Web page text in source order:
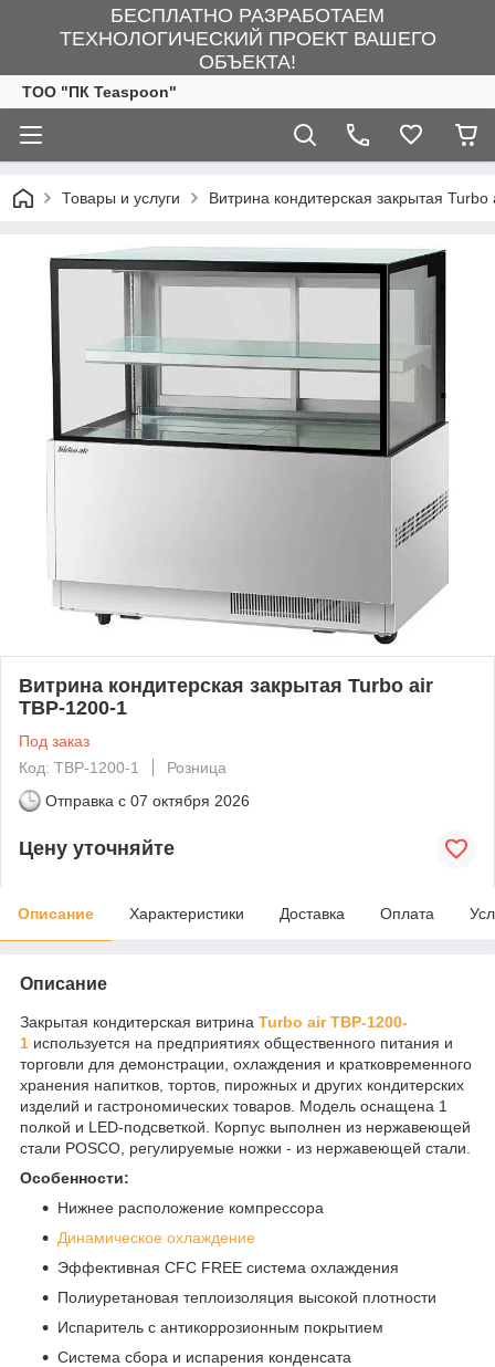
БЕСПЛАТНО РАЗРАБОТАЕМ
ТЕХНОЛОГИЧЕСКИЙ ПРОЕКТ ВАШЕГО
ОБЪЕКТА!
ТОО "ПК Teaspoon"
Товары и услуги Витрина кондитерская закрытая
Витрина кондитерская закрытая Turbo air
TBP-1200-1
Под заказ
Код: TBP-1200-1
Розница
Отправка с 07 октября 2026
Цену уточняйте
Описание Характеристики Доставка Оплата
Описание
Закрытая кондитерская витрина Turbo air TBP-1200-
1 используется на предприятиях общественного питания и
торговли для демонстрации, охлаждения и кратковременного
хранения напитков, тортов, пирожных и других кондитерских
изделий и гастрономических товаров. Модель оснащена 1
полкой и LED-подсветкой. Корпус выполнен из нержавеющей
стали POSCO, регулируемые ножки - из нержавеющей стали.
Особенности:
Нижнее расположение компрессора
Динамическое охлаждение
Эффективная CFC FREE система охлаждения
Полиуретановая теплоизоляция высокой плотности
Испаритель с антикоррозионным покрытием
Система сбора и испарения конденсата